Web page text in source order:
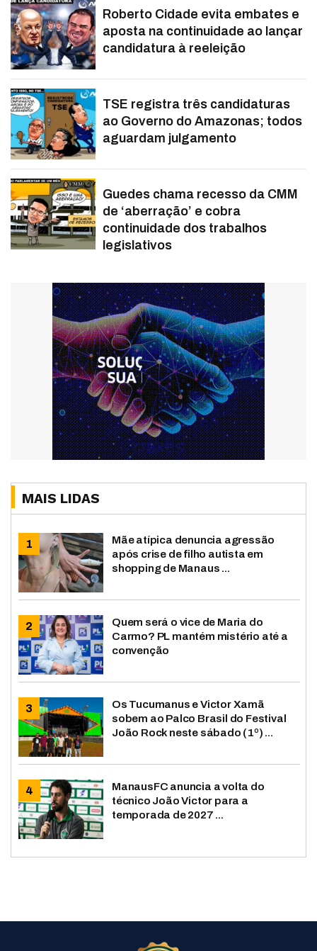
Roberto Cidade evita embates e
aposta na continuidade ao lançar
candidatura à reeleição
TSE registra três candidaturas
ao Governo do Amazonas; todos
aguardam julgamento
Guedes chama recesso da CMM
de ‘aberração’ e cobra
continuidade dos trabalhos
legislativos
MAIS LIDAS
Mãe atípica denuncia agressão
após crise de filho autista em
shopping de Manaus ...
Quem será o vice de Maria do
Carmo? PL mantém mistério até a
convenção
Os Tucumanus e Victor Xamã
sobem ao Palco Brasil do Festival
João Rock neste sábado (1º) ...
ManausFC anuncia a volta do
técnico João Victor para a
temporada de 2027 ...